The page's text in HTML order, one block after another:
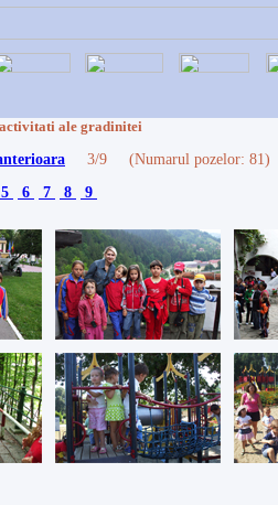
ale gradinitei
3/9 (Numarul pozelor:
5 6 7 8 9